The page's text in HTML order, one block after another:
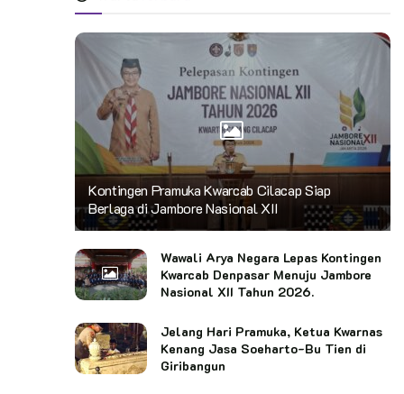
Kontingen Pramuka Kwarcab Cilacap Siap
Berlaga di Jambore Nasional XII
Wawali Arya Negara Lepas Kontingen
Kwarcab Denpasar Menuju Jambore
Nasional XII Tahun 2026.
Jelang Hari Pramuka, Ketua Kwarnas
Kenang Jasa Soeharto-Bu Tien di
Giribangun